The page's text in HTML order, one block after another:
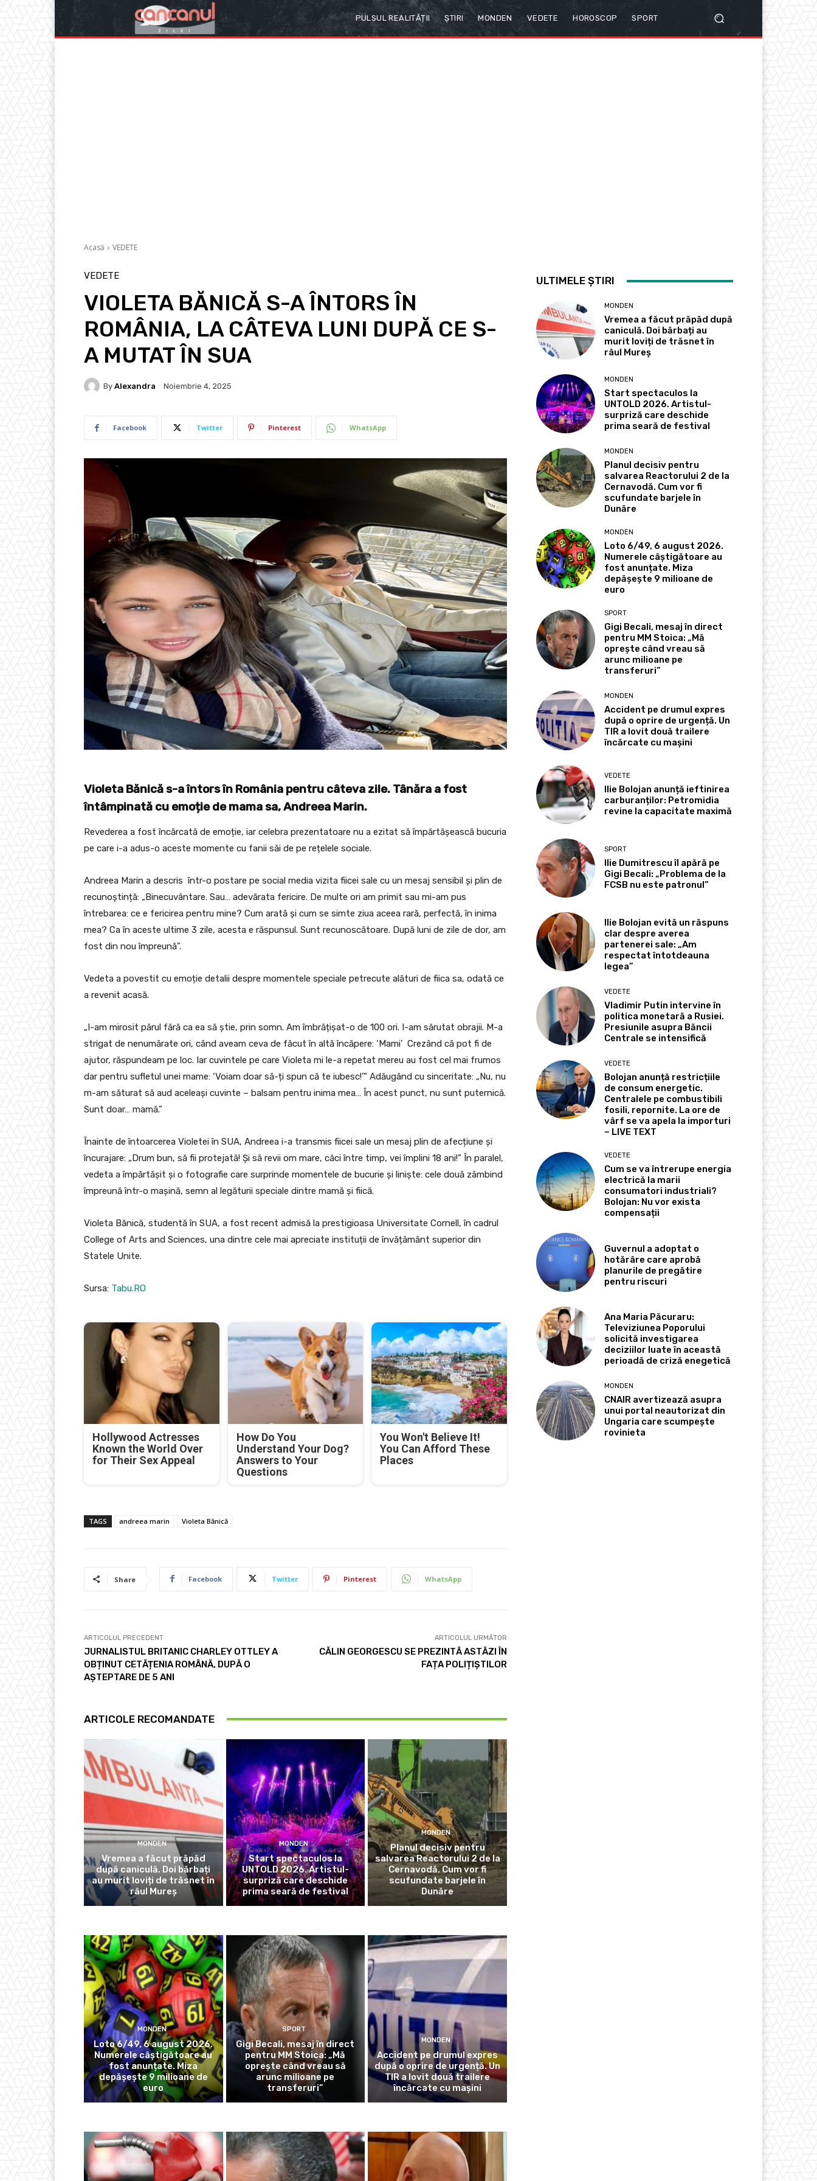
PULSUL REALITĂȚII ȘTIRI MONDEN VEDETE HOROSCOP SPORT
Acasă VEDETE
VEDETE
VIOLETA BĂNICĂ S-A ÎNTORS ÎN
ROMÂNIA, LA CÂTEVA LUNI DUPĂ CE S-
A MUTAT ÎN SUA
By Alexandra Noiembrie 4, 2025
Facebook Twitter Pinterest WhatsApp
Violeta Bănică s-a întors în România pentru câteva zile. Tânăra a fost
întâmpinată cu emoție de mama sa, Andreea Marin.
Revederea a fost încărcată de emoție, iar celebra prezentatoare nu a ezitat să împărtășească bucuria
pe care i-a adus-o aceste momente cu fanii săi de pe rețelele sociale.
Andreea Marin a descris într-o postare pe social media vizita fiicei sale cu un mesaj sensibil și plin de
recunoștință: „Binecuvântare. Sau… adevărata fericire. De multe ori am primit sau mi-am pus
întrebarea: ce e fericirea pentru mine? Cum arată și cum se simte ziua aceea rară, perfectă, în inima
mea? Ca în aceste ultime 3 zile, acesta e răspunsul. Sunt recunoscătoare. După luni de zile de dor, am
fost din nou împreună”.
Vedeta a povestit cu emoție detalii despre momentele speciale petrecute alături de fiica sa, odată ce
a revenit acasă.
„I-am mirosit părul fără ca ea să știe, prin somn. Am îmbrățișat-o de 100 ori. I-am sărutat obrajii. M-a
strigat de nenumărate ori, când aveam ceva de făcut în altă încăpere: ‘Mami’ Crezând că pot fi de
ajutor, răspundeam pe loc. Iar cuvintele pe care Violeta mi le-a repetat mereu au fost cel mai frumos
dar pentru sufletul unei mame: ‘Voiam doar să-ți spun că te iubesc!’” Adăugând cu sinceritate: „Nu, nu
m-am săturat să aud aceleași cuvinte – balsam pentru inima mea… În acest punct, nu sunt puternică.
Sunt doar… mamă.”
Înainte de întoarcerea Violetei în SUA, Andreea i-a transmis fiicei sale un mesaj plin de afecțiune și
încurajare: „Drum bun, să fii protejată! Și să revii om mare, căci între timp, vei împlini 18 ani!” În paralel,
vedeta a împărtășit și o fotografie care surprinde momentele de bucurie și liniște: cele două zâmbind
împreună într-o mașină, semn al legăturii speciale dintre mamă și fiică.
Violeta Bănică, studentă în SUA, a fost recent admisă la prestigioasa Universitate Cornell, în cadrul
College of Arts and Sciences, una dintre cele mai apreciate instituții de învățământ superior din
Statele Unite.
Sursa: Tabu.RO
Hollywood Actresses
Known the World Over
for Their Sex Appeal
How Do You
Understand Your Dog?
Answers to Your
Questions
You Won't Believe It!
You Can Afford These
Places
TAGS andreea marin Violeta Bănică
Share Facebook Twitter Pinterest WhatsApp
ARTICOLUL PRECEDENT
JURNALISTUL BRITANIC CHARLEY OTTLEY A
OBȚINUT CETĂȚENIA ROMÂNĂ, DUPĂ O
AȘTEPTARE DE 5 ANI
ARTICOLUL URMĂTOR
CĂLIN GEORGESCU SE PREZINTĂ ASTĂZI ÎN
FAȚA POLIȚIȘTILOR
ARTICOLE RECOMANDATE
MONDEN
Vremea a făcut prăpăd
după caniculă. Doi bărbați
au murit loviți de trăsnet în
râul Mureș
MONDEN
Start spectaculos la
UNTOLD 2026. Artistul-
surpriză care deschide
prima seară de festival
MONDEN
Planul decisiv pentru
salvarea Reactorului 2 de la
Cernavodă. Cum vor fi
scufundate barjele în
Dunăre
MONDEN
Loto 6/49, 6 august 2026.
Numerele câștigătoare au
fost anunțate. Miza
depășește 9 milioane de
euro
SPORT
Gigi Becali, mesaj în direct
pentru MM Stoica: „Mă
oprește când vreau să
arunc milioane pe
transferuri”
MONDEN
Accident pe drumul expres
după o oprire de urgență. Un
TIR a lovit două trailere
încărcate cu mașini
ULTIMELE ȘTIRI
MONDEN
Vremea a făcut prăpăd după
caniculă. Doi bărbați au
murit loviți de trăsnet în
râul Mureș
MONDEN
Start spectaculos la
UNTOLD 2026. Artistul-
surpriză care deschide
prima seară de festival
MONDEN
Planul decisiv pentru
salvarea Reactorului 2 de la
Cernavodă. Cum vor fi
scufundate barjele în
Dunăre
MONDEN
Loto 6/49, 6 august 2026.
Numerele câștigătoare au
fost anunțate. Miza
depășește 9 milioane de
euro
SPORT
Gigi Becali, mesaj în direct
pentru MM Stoica: „Mă
oprește când vreau să
arunc milioane pe
transferuri”
MONDEN
Accident pe drumul expres
după o oprire de urgență. Un
TIR a lovit două trailere
încărcate cu mașini
VEDETE
Ilie Bolojan anunță ieftinirea
carburanților: Petromidia
revine la capacitate maximă
SPORT
Ilie Dumitrescu îl apără pe
Gigi Becali: „Problema de la
FCSB nu este patronul”
Ilie Bolojan evită un răspuns
clar despre averea
partenerei sale: „Am
respectat întotdeauna
legea”
VEDETE
Vladimir Putin intervine în
politica monetară a Rusiei.
Presiunile asupra Băncii
Centrale se intensifică
VEDETE
Bolojan anunță restricțiile
de consum energetic.
Centralele pe combustibili
fosili, repornite. La ore de
vârf se va apela la importuri
– LIVE TEXT
VEDETE
Cum se va întrerupe energia
electrică la marii
consumatori industriali?
Bolojan: Nu vor exista
compensații
Guvernul a adoptat o
hotărâre care aprobă
planurile de pregătire
pentru riscuri
Ana Maria Păcuraru:
Televiziunea Poporului
solicită investigarea
deciziilor luate în această
perioadă de criză enegetică
MONDEN
CNAIR avertizează asupra
unui portal neautorizat din
Ungaria care scumpește
rovinieta